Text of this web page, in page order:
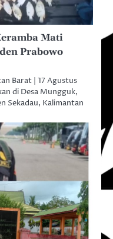
Mati
Prabowo
Barat | 17 Agustus
di Desa Mungguk,
Sekadau, Kalimantan